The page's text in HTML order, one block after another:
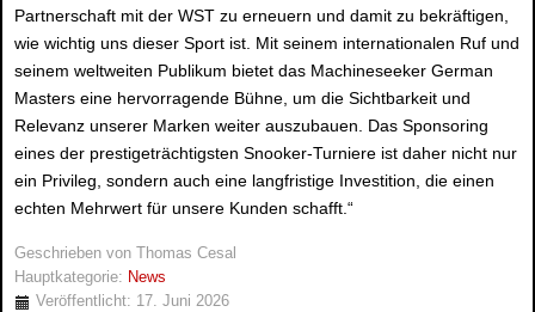
Partnerschaft mit der WST zu erneuern und damit zu bekräftigen,
wie wichtig uns dieser Sport ist. Mit seinem internationalen Ruf und
seinem weltweiten Publikum bietet das Machineseeker German
Masters eine hervorragende Bühne, um die Sichtbarkeit und
Relevanz unserer Marken weiter auszubauen. Das Sponsoring
eines der prestigeträchtigsten Snooker-Turniere ist daher nicht nur
ein Privileg, sondern auch eine langfristige Investition, die einen
echten Mehrwert für unsere Kunden schafft.“
Geschrieben von
Thomas Cesal
Hauptkategorie: News
Veröffentlicht: 17. Juni 2026